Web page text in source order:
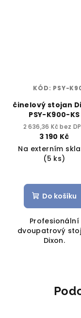
činelový stojan
PSY-K900-KS
2 636,36 Kč bez
3 190 Kč
Na externím
(5 ks)
Do košíku
Profesionální
dvoupatrový
Dixon.
KÓD: PSY-